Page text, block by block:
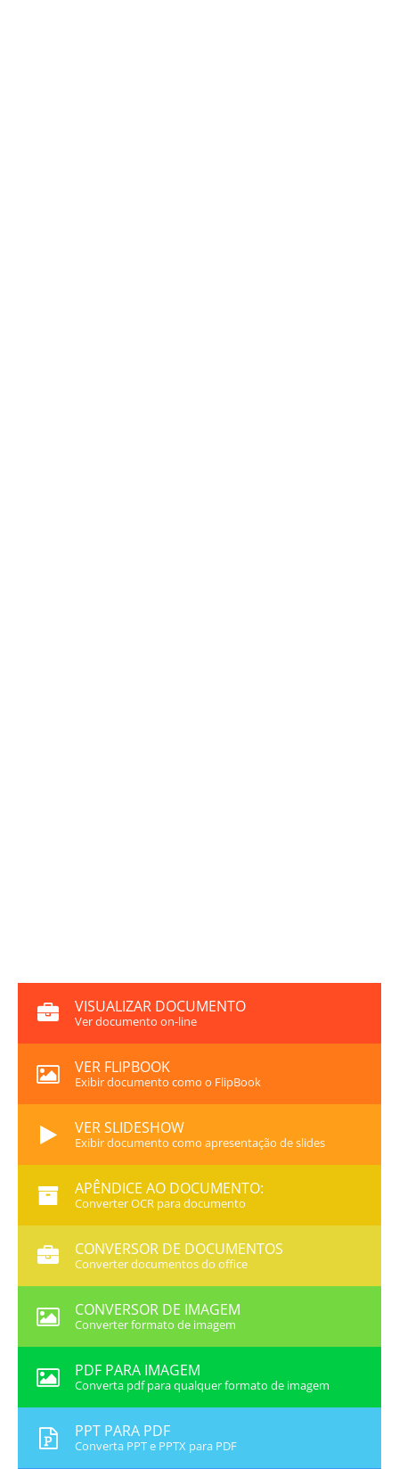
VISUALIZAR DOCUMENTO
Ver documento on-line
VER FLIPBOOK
Exibir documento como o FlipBook
VER SLIDESHOW
Exibir documento como apresentação de slides
APÊNDICE AO DOCUMENTO:
Converter OCR para documento
CONVERSOR DE DOCUMENTOS
Converter documentos do office
CONVERSOR DE IMAGEM
Converter formato de imagem
PDF PARA IMAGEM
Converta pdf para qualquer formato de imagem
PPT PARA PDF
Converta PPT e PPTX para PDF